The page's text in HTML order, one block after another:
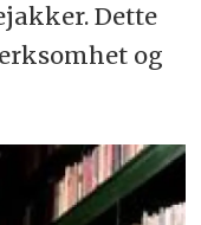
Dette
og